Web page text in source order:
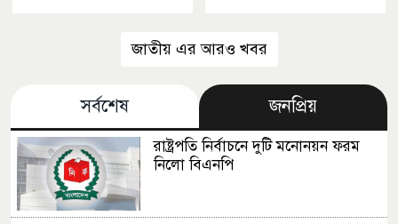
জাতীয় এর আরও খবর
সর্বশেষ জনপ্রিয়
রাষ্ট্রপতি নির্বাচনে দুটি মনোনয়ন ফরম
নিলো বিএনপি